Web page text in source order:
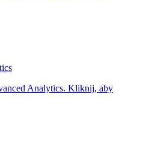
Analytics. Kliknij, aby